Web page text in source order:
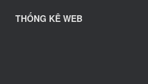
THỐNG KÊ WEB